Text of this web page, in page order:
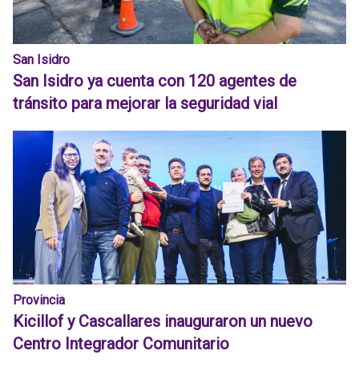
San Isidro
San Isidro ya cuenta con 120 agentes de
tránsito para mejorar la seguridad vial
Provincia
Kicillof y Cascallares inauguraron un nuevo
Centro Integrador Comunitario